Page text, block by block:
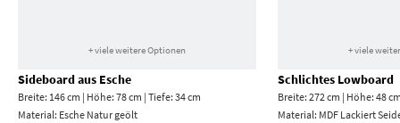
+ viele weitere Optionen
Sideboard aus Esche
Breite: 146 cm | Höhe: 78 cm | Tiefe: 34 cm
Material: Esche Natur geölt
+ viele
Schlichtes Lowboard
Breite: 272 cm | Höhe: 48
Material: MDF Lackiert